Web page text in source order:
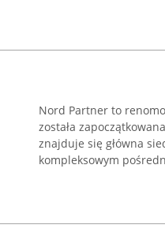
Nord Partner to
została
znajduje się główna
kompleksowym